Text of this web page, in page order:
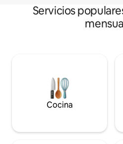
Servicios
Cocina